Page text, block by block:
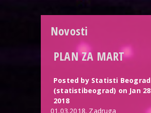
Novosti
PLAN ZA MART
Posted by Statisti Beograd
(statistibeograd) on Jan 28
2018
01.03.2018. Zadruga